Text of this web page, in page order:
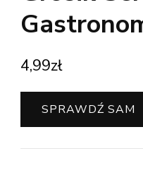
4,99zł
SPRAWDŹ SAM